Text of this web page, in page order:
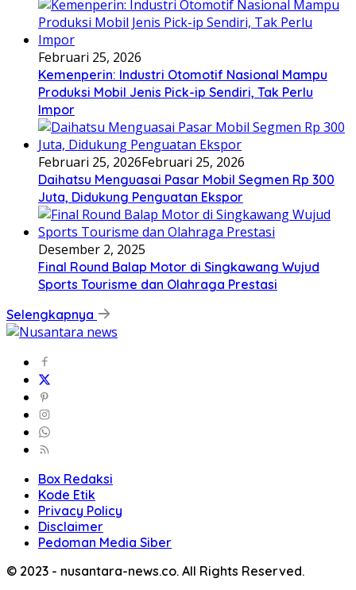
Februari 25, 2026
Kemenperin: Industri Otomotif Nasional Mampu
Produksi Mobil Jenis Pick-ip Sendiri, Tak Perlu
Impor
Februari 25, 2026Februari 25, 2026
Daihatsu Menguasai Pasar Mobil Segmen Rp 300
Juta, Didukung Penguatan Ekspor
Desember 2, 2025
Final Round Balap Motor di Singkawang Wujud
Sports Tourisme dan Olahraga Prestasi
Selengkapnya
Box Redaksi
Kode Etik
Privacy Policy
Disclaimer
Pedoman Media Siber
© 2023 - nusantara-news.co. All Rights Reserved.